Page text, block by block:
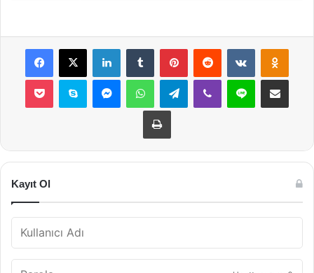
Facebook
X LinkedInTumblr PinterestReddit VKontakte
Pocket Skype MessengerWhatsAppTelegramViber Line E-Posta ile
Yazdır
Kayıt Ol